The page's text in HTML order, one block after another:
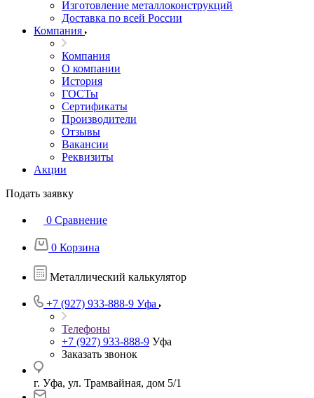
Изготовление металлоконструкций
Доставка по всей России
Компания
Компания
О компании
История
ГОСТы
Сертификаты
Производители
Отзывы
Вакансии
Реквизиты
Акции
Подать заявку
0 Сравнение
0 Корзина
Металлический калькулятор
+7 (927) 933-888-9 Уфа
Телефоны
+7 (927) 933-888-9 Уфа
Заказать звонок
г. Уфа, ул. Трамвайная, дом 5/1